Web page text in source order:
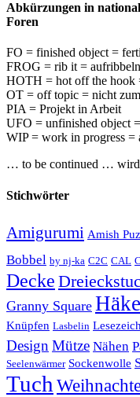
Abkürzungen in
Foren
FO = finished object =
FROG = rib it = aufribbeln
HOTH = hot off the hook
OT = off topic = nicht
PIA = Projekt in Arbeit
UFO = unfinished object
WIP = work in progress =
… to be continued …
Stichwörter
Amigurumi Amish
Bobbel by nj-ka C2C CAL
Decke
Granny Square
Knüpfen Lasbelin
Design Mütze Nähen
Seelenwärmer Sockenwolle
Tuch